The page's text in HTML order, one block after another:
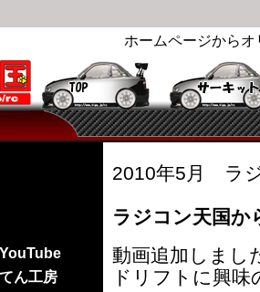
ホームページから
2010年5月 ラ
ラジコン天国か
動画追加しまし
ドリフトに興
ん工房